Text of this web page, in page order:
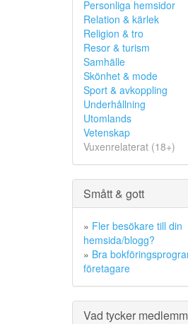
Personliga hemsidor
Relation & kärlek
Religion & tro
Resor & turism
Samhälle
Skönhet & mode
Sport & avkoppling
Underhållning
Utomlands
Vetenskap
Vuxenrelaterat (18+)
Smått & gott
» Fler besökare till din
hemsida/blogg?
» Bra
företagare
Vad tycker